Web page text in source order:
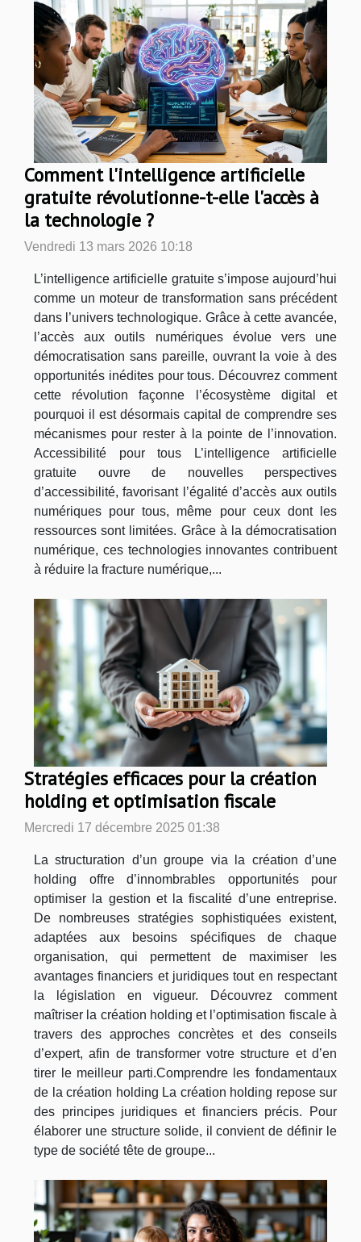
Comment l'intelligence artificielle
gratuite révolutionne-t-elle l'accès à
la technologie ?
Vendredi 13 mars 2026 10:18
L’intelligence artificielle gratuite s’impose aujourd’hui
comme un moteur de transformation sans précédent
dans l’univers technologique. Grâce à cette avancée,
l’accès aux outils numériques évolue vers une
démocratisation sans pareille, ouvrant la voie à des
opportunités inédites pour tous. Découvrez comment
cette révolution façonne l’écosystème digital et
pourquoi il est désormais capital de comprendre ses
mécanismes pour rester à la pointe de l’innovation.
Accessibilité pour tous L’intelligence artificielle
gratuite ouvre de nouvelles perspectives
d’accessibilité, favorisant l’égalité d’accès aux outils
numériques pour tous, même pour ceux dont les
ressources sont limitées. Grâce à la démocratisation
numérique, ces technologies innovantes contribuent
à réduire la fracture numérique,...
Stratégies efficaces pour la création
holding et optimisation fiscale
Mercredi 17 décembre 2025 01:38
La structuration d’un groupe via la création d’une
holding offre d’innombrables opportunités pour
optimiser la gestion et la fiscalité d’une entreprise.
De nombreuses stratégies sophistiquées existent,
adaptées aux besoins spécifiques de chaque
organisation, qui permettent de maximiser les
avantages financiers et juridiques tout en respectant
la législation en vigueur. Découvrez comment
maîtriser la création holding et l’optimisation fiscale à
travers des approches concrètes et des conseils
d’expert, afin de transformer votre structure et d’en
tirer le meilleur parti.Comprendre les fondamentaux
de la création holding La création holding repose sur
des principes juridiques et financiers précis. Pour
élaborer une structure solide, il convient de définir le
type de société tête de groupe...